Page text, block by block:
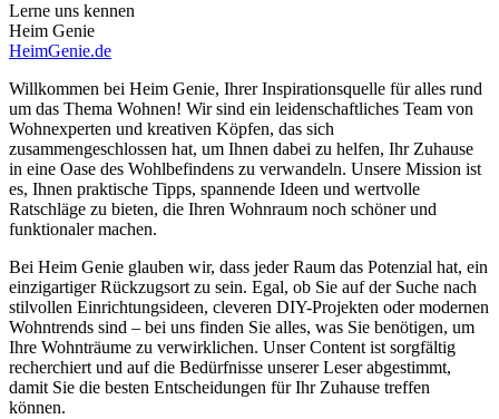
Lerne uns kennen
Heim Genie
HeimGenie.de
Willkommen bei Heim Genie, Ihrer Inspirationsquelle für alles rund
um das Thema Wohnen! Wir sind ein leidenschaftliches Team von
Wohnexperten und kreativen Köpfen, das sich
zusammengeschlossen hat, um Ihnen dabei zu helfen, Ihr Zuhause
in eine Oase des Wohlbefindens zu verwandeln. Unsere Mission ist
es, Ihnen praktische Tipps, spannende Ideen und wertvolle
Ratschläge zu bieten, die Ihren Wohnraum noch schöner und
funktionaler machen.
Bei Heim Genie glauben wir, dass jeder Raum das Potenzial hat, ein
einzigartiger Rückzugsort zu sein. Egal, ob Sie auf der Suche nach
stilvollen Einrichtungsideen, cleveren DIY-Projekten oder modernen
Wohntrends sind – bei uns finden Sie alles, was Sie benötigen, um
Ihre Wohnträume zu verwirklichen. Unser Content ist sorgfältig
recherchiert und auf die Bedürfnisse unserer Leser abgestimmt,
damit Sie die besten Entscheidungen für Ihr Zuhause treffen
können.